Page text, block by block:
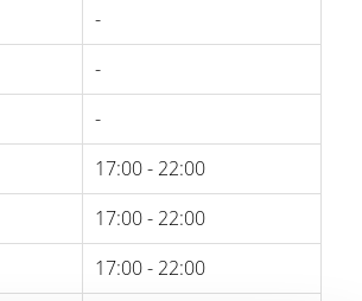
-
-
-
17:00 - 22:00
17:00 - 22:00
17:00 - 22:00